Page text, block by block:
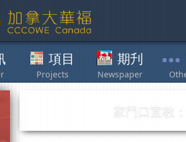
期刋 其他
家門口宣教：